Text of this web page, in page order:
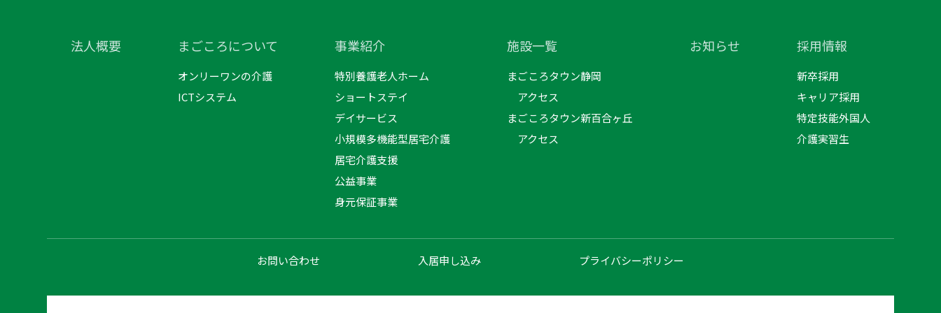
法人概要 まごころについて
オンリーワンの介護
ICTシステム
事業紹介
特別養護老人ホーム
ショートステイ
デイサービス
小規模多機能型居宅介護
居宅介護支援
公益事業
身元保証事業
施設一覧
まごころタウン静岡
アクセス
まごころタウン新百合ヶ丘
アクセス
お知らせ 採用情報
新卒採用
キャリア採用
特定技能外国人
介護実習生
お問い合わせ 入居申し込み プライバシーポリシー